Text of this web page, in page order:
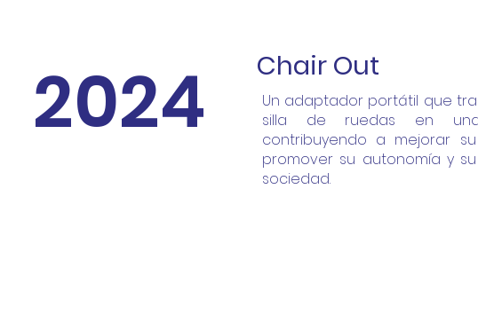
2024 Chair Out
Un adaptador portátil que
silla de ruedas en
contribuyendo a mejorar
promover su autonomía y
sociedad.